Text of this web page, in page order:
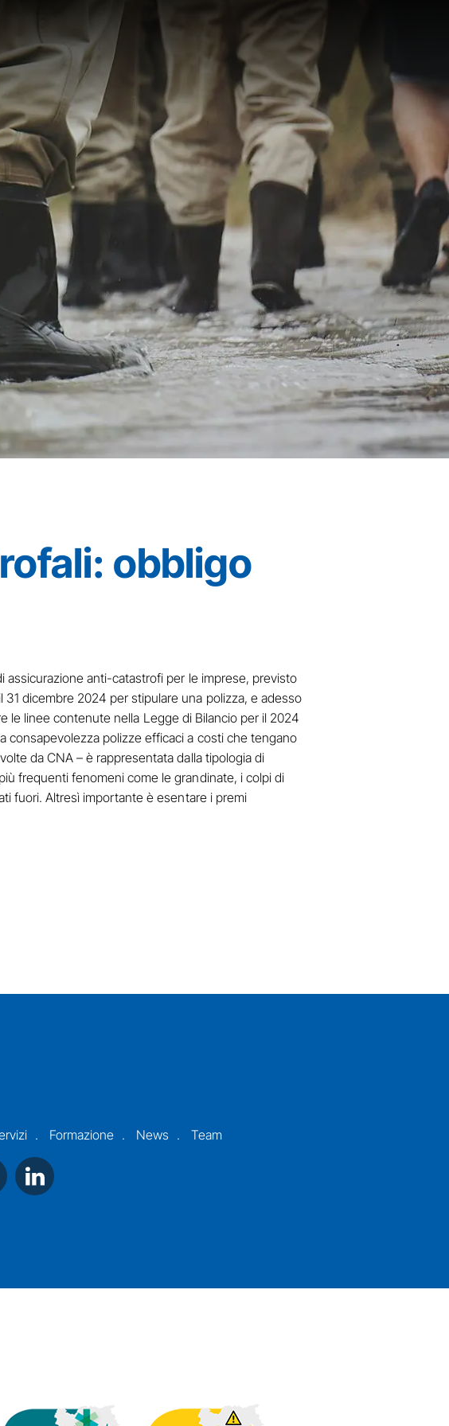
obbligo
assicurazione anti-catastrofi per le imprese, previsto
dicembre 2024 per stipulare una polizza, e adesso
le linee contenute nella Legge di Bilancio per il 2024
polizze efficaci a costi che tengano
da CNA – è rappresentata dalla tipologia di
frequenti fenomeni come le grandinate, i colpi di
fuori. Altresì importante è esentare i premi
Formazione News Team